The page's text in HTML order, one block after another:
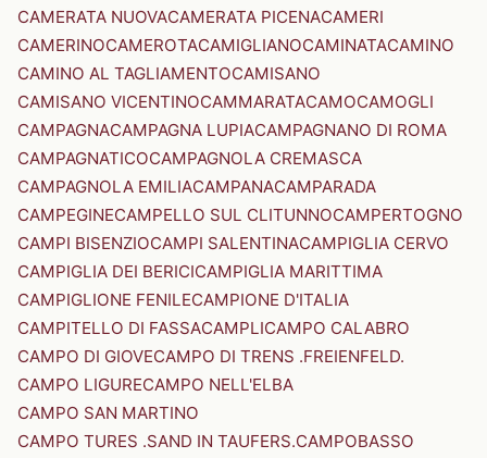
CAMERATA NUOVACAMERATA PICENACAMERI
CAMERINOCAMEROTACAMIGLIANOCAMINATACAMINO
CAMINO AL TAGLIAMENTOCAMISANO
CAMISANO VICENTINOCAMMARATACAMOCAMOGLI
CAMPAGNACAMPAGNA LUPIACAMPAGNANO DI ROMA
CAMPAGNATICOCAMPAGNOLA CREMASCA
CAMPAGNOLA EMILIACAMPANACAMPARADA
CAMPEGINECAMPELLO SUL CLITUNNOCAMPERTOGNO
CAMPI BISENZIOCAMPI SALENTINACAMPIGLIA CERVO
CAMPIGLIA DEI BERICICAMPIGLIA MARITTIMA
CAMPIGLIONE FENILECAMPIONE D'ITALIA
CAMPITELLO DI FASSACAMPLICAMPO CALABRO
CAMPO DI GIOVECAMPO DI TRENS .FREIENFELD.
CAMPO LIGURECAMPO NELL'ELBA
CAMPO SAN MARTINO
CAMPO TURES .SAND IN TAUFERS.CAMPOBASSO